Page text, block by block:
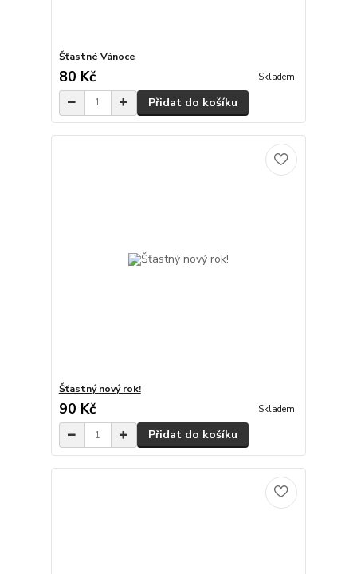
Šťastné Vánoce
80 Kč Skladem
Přidat do košíku
Šťastný nový rok!
90 Kč Skladem
Přidat do košíku